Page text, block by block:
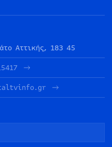
Αττικής, 183 45